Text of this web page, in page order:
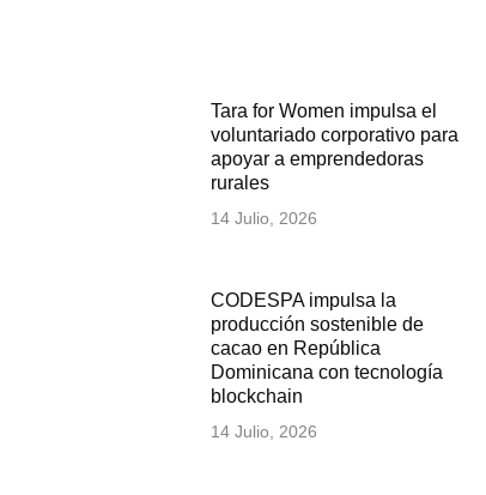
Tara for Women impulsa el
voluntariado corporativo para
apoyar a emprendedoras
rurales
14 Julio, 2026
CODESPA impulsa la
producción sostenible de
cacao en República
Dominicana con tecnología
blockchain
14 Julio, 2026